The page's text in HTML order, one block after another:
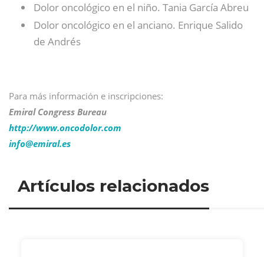
Dolor oncológico en el niño. Tania García Abreu
Dolor oncológico en el anciano. Enrique Salido
de Andrés
Para más información e inscripciones:
Emiral Congress Bureau
http://www.oncodolor.com
info@emiral.es
Artículos relacionados